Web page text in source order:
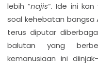
lebih “najis“. Ide ini
soal kehebatan bangsa
terus diputar
balutan yang
kemanusiaan ini